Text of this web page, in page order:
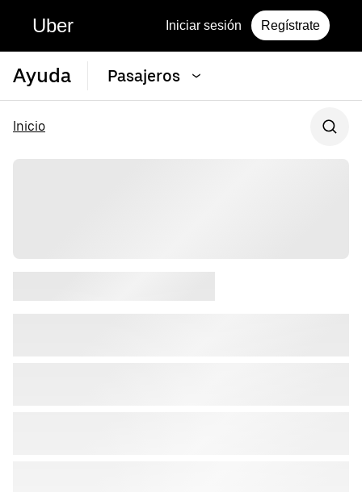
Uber Iniciar sesión Regístrate
Ayuda Pasajeros
Inicio